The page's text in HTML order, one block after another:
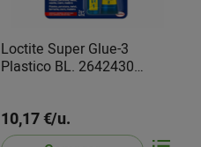
Loctite Super Glue-3
Plastico BL. 2642430
10,17 €/u.